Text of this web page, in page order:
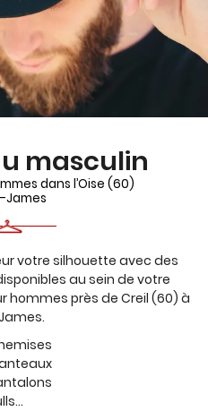
Une question
masculin
dans l’Oise (60)
James
votre silhouette avec des
au sein de votre
près de Creil (60) à